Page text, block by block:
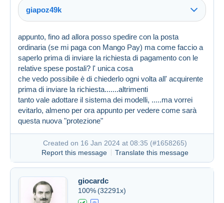
Link (https)
Link (https)
giapoz49k
appunto, fino ad allora posso spedire con la posta
ordinaria (se mi paga con Mango Pay) ma come faccio a
saperlo prima di inviare la richiesta di pagamento con le
relative spese postali? l' unica cosa
che vedo possibile è di chiederlo ogni volta all' acquirente
prima di inviare la richiesta.......altrimenti
tanto vale adottare il sistema dei modelli, .....ma vorrei
evitarlo, almeno per ora appunto per vedere come sarà
questa nuova "protezione"
Created on 16 Jan 2024 at 08:35 (#1658265)
Report this message
Translate this message
giocardc
100% (32291x)